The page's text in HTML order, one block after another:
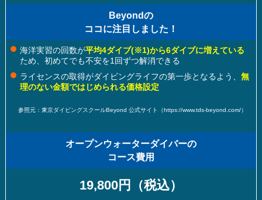
Beyondの
ココに注目しました！
海洋実習の回数が平均4ダイブ(※1)から6ダイブに増えている
ため、初めてでも不安を1回ずつ解消できる
ライセンスの取得がダイビングライフの第一歩となるよう、 無
理のない金額ではじめられる価格設定
参照元：東京ダイビングスクールBeyond 公式サイト（https://www.tds-beyond.com/）
オープンウォーターダイバーの
コース費用
19,800円（税込）